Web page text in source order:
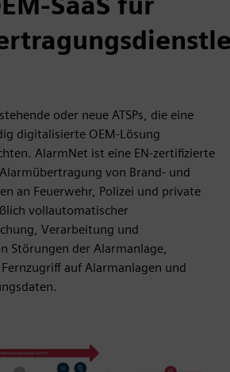
oder neue ATSPs, die eine
digitalisierte OEM-Lösung
AlarmNet ist eine EN-zertifizierte
von Brand- und
an Feuerwehr, Polizei und private
vollautomatischer
Verarbeitung und
Störungen der Alarmanlage,
auf Alarmanlagen und